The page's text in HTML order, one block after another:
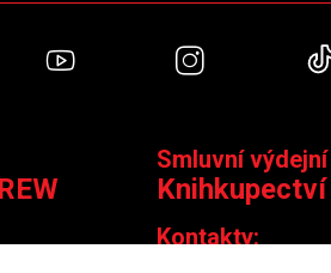
YouTube
Smluvní
Kontakty: